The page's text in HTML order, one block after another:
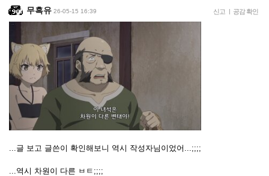
무흑유 26-05-15 16:39 신고 | 공감 확인
...글 보고 글쓴이 확인해보니 역시 작성자님이었어...;;;;
...역시 차원이 다른 ㅂㅌ;;;;